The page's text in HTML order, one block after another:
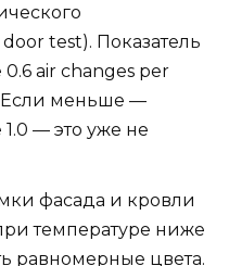
test). Показатель
air changes per
Если меньше —
— это уже не
фасада и кровли
температуре ниже
равномерные цвета.